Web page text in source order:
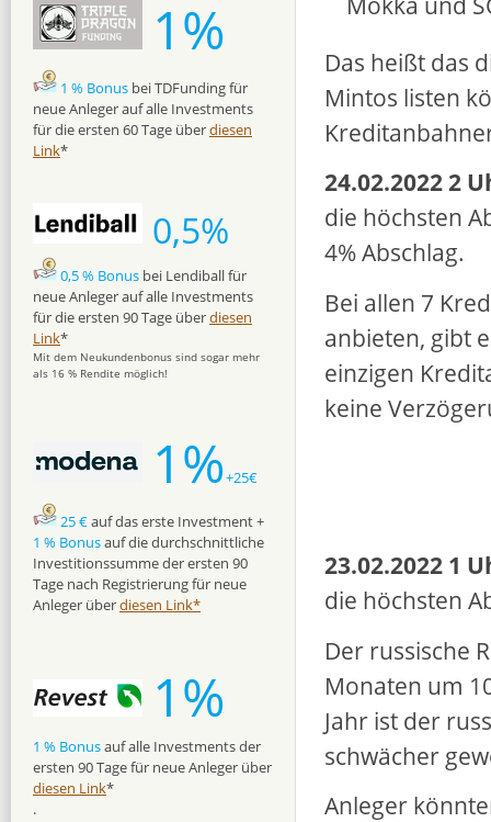
Das heißt das
Mintos listen
24.02.2022 2
die höchsten
4% Abschlag.
Bei allen 7
anbieten, gibt
einzigen
keine
23.02.2022 1
die höchsten
Der russische
Monaten um
Jahr ist der
schwächer
Anleger
1%
1 % Bonus bei TDFunding für
neue Anleger auf alle Investments
für die ersten 60 Tage überdiesen
Link*
0,5%
0,5 % Bonus bei Lendiball für
neue Anleger auf alle Investments
für die ersten 90 Tage überdiesen
Link*
Mit dem Neukundenbonus sind sogar mehr
als 16 % Rendite möglich!
1%+25€
25 €auf das erste Investment +
1 % Bonusauf die durchschnittliche
Investitionssumme der ersten 90
Tage nach Registrierung für neue
Anleger überdiesen Link*
1%
1 % Bonusauf alle Investments der
ersten 90 Tage für neue Anleger über
diesen Link*
.